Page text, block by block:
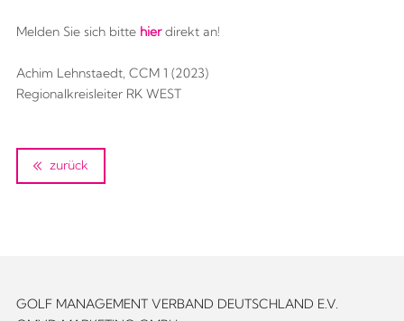
Melden Sie sich bitte hierdirekt an!
Achim Lehnstaedt, CCM 1 (2023)
Regionalkreisleiter RK WEST
zurück
GOLF MANAGEMENT VERBAND DEUTSCHLAND E.V.